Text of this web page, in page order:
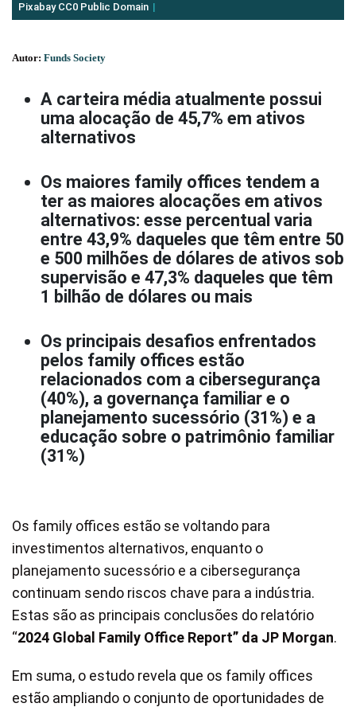
Pixabay CC0 Public Domain
Autor: Funds Society
A carteira média atualmente possui
uma alocação de 45,7% em ativos
alternativos
Os maiores family offices tendem a
ter as maiores alocações em ativos
alternativos: esse percentual varia
entre 43,9% daqueles que têm entre 50
e 500 milhões de dólares de ativos sob
supervisão e 47,3% daqueles que têm
1 bilhão de dólares ou mais
Os principais desafios enfrentados
pelos family offices estão
relacionados com a cibersegurança
(40%), a governança familiar e o
planejamento sucessório (31%) e a
educação sobre o patrimônio familiar
(31%)
Os family offices estão se voltando para
investimentos alternativos, enquanto o
planejamento sucessório e a cibersegurança
continuam sendo riscos chave para a indústria.
Estas são as principais conclusões do relatório
“2024 Global Family Office Report” da JP Morgan.
Em suma, o estudo revela que os family offices
estão ampliando o conjunto de oportunidades de